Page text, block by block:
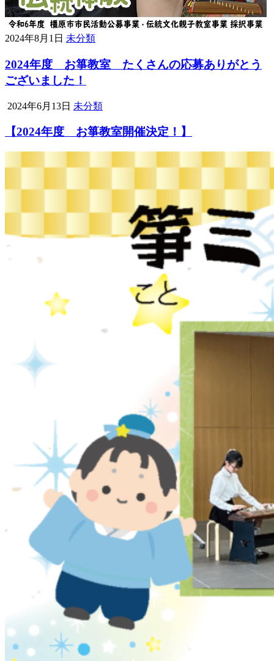
2024年8月1日 未分類
2024年度 お箏教室 たくさんの応募ありがとう
ございました！
2024年6月13日 未分類
【2024年度 お箏教室開催決定！】